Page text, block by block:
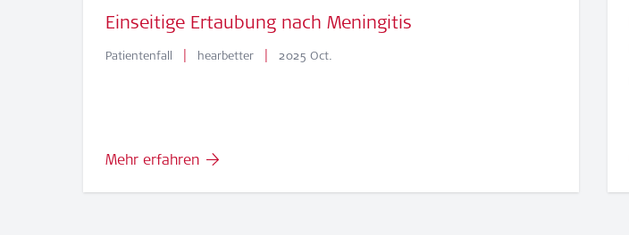
Einseitige Ertaubung nach Meningitis
Patientenfall | hearbetter | 2025 Oct.
Mehr erfahren